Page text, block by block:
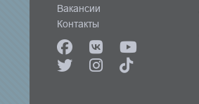
Вакансии
Контакты